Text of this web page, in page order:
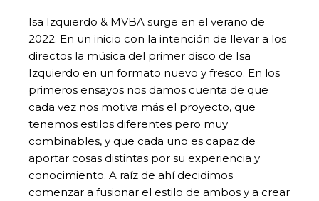
Isa Izquierdo & MVBA surge en el verano de
2022. En un inicio con la intención de llevar a los
directos la música del primer disco de Isa
Izquierdo en un formato nuevo y fresco. En los
primeros ensayos nos damos cuenta de que
cada vez nos motiva más el proyecto, que
tenemos estilos diferentes pero muy
combinables, y que cada uno es capaz de
aportar cosas distintas por su experiencia y
conocimiento. A raíz de ahí decidimos
comenzar a fusionar el estilo de ambos y a crear